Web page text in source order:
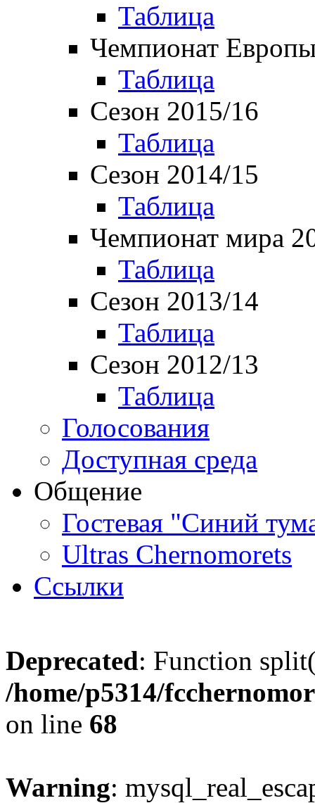
Таблица
Чемпионат
Таблица
Сезон 2015/16
Таблица
Сезон 2014/15
Таблица
Чемпионат мира
Таблица
Сезон 2013/14
Таблица
Сезон 2012/13
Таблица
Голосования
Доступная среда
Общение
Гостевая "Синий
Ultras Chernomorets
Ссылки
Deprecated: Function
/home/p5314/
on line 68
Warning: